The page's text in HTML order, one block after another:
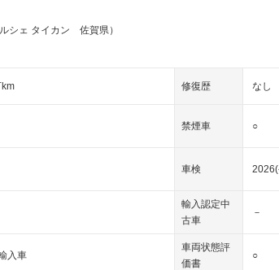
ルシェ タイカン 佐賀県）
km 修復歴 なし
禁煙車 ○
車検
輸入認定中
古車
－
入車
車両状態評
価書
○